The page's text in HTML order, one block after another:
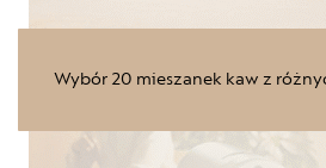
Wybór 20 mieszanek kaw z